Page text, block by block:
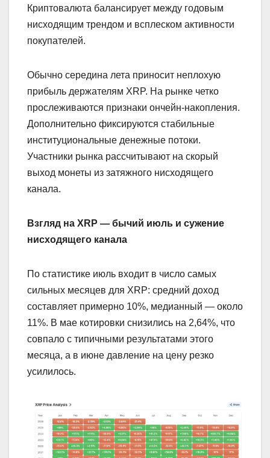
Криптовалюта балансирует между годовым
нисходящим трендом и всплеском активности
покупателей.
Обычно середина лета приносит неплохую
прибыль держателям XRP. На рынке четко
прослеживаются признаки ончейн-накопления.
Дополнительно фиксируются стабильные
институциональные денежные потоки.
Участники рынка рассчитывают на скорый
выход монеты из затяжного нисходящего
канала.
Взгляд на XRP — бычий июль и сужение
нисходящего канала
По статистике июль входит в число самых
сильных месяцев для XRP: средний доход
составляет примерно 10%, медианный — около
11%. В мае котировки снизились на 2,64%, что
совпало с типичными результатами этого
месяца, а в июне давление на цену резко
усилилось.